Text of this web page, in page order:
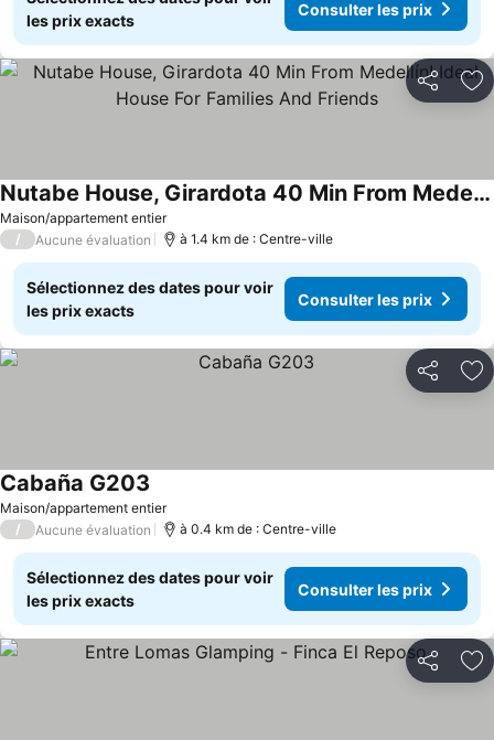
les prix exacts
Consulter les prix
Partager
Maison/appartement entier
Nutabe House, Girardota 40 Min From Medellín! Ideal House For Families And Friends
/ Aucune évaluation à 1.4 km de : Centre-ville
Sélectionnez des dates pour voir
les prix exacts
Consulter les prix
Partager
Maison/appartement entier
Cabaña G203
/ Aucune évaluation à 0.4 km de : Centre-ville
Sélectionnez des dates pour voir
les prix exacts
Consulter les prix
Partager